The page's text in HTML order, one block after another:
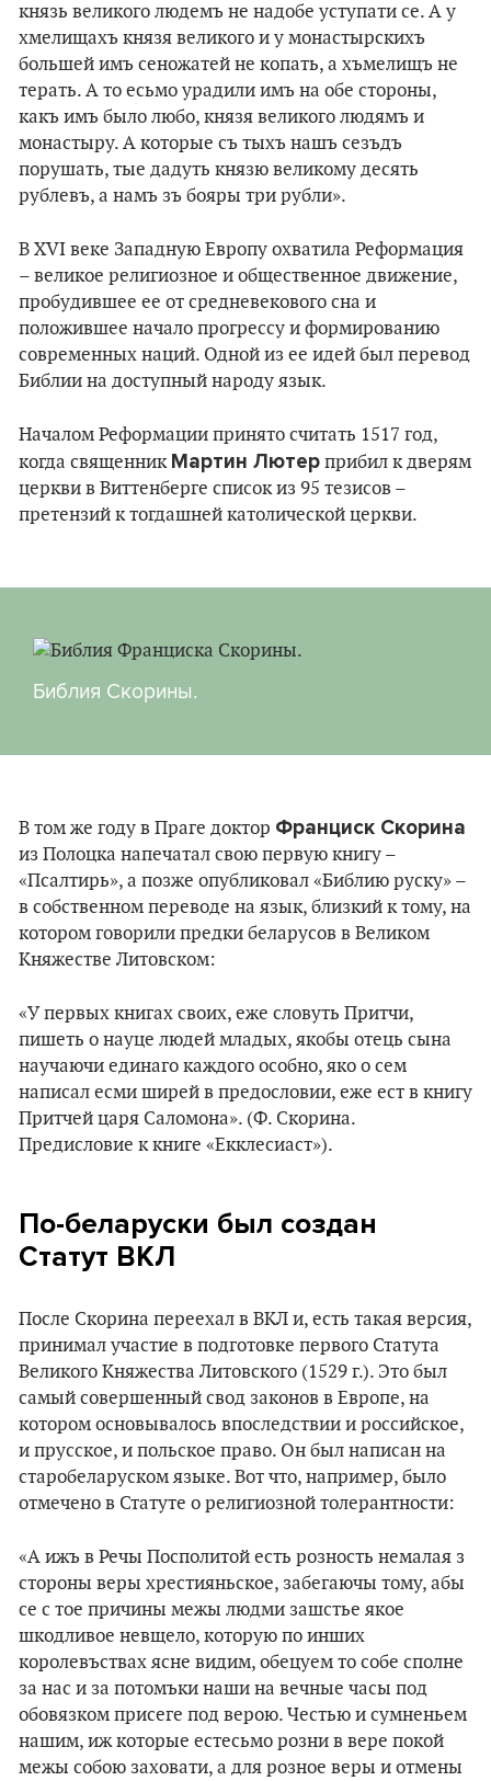
князь великого людемъ не надобе уступати се. А у
хмелищахъ князя великого и у монастырскихъ
большей имъ сеножатей не копать, а хъмелищъ не
терать. А то есьмо урадили имъ на обе стороны,
какъ имъ было любо, князя великого людямъ и
монастыру. А которые съ тыхъ нашъ сезъдъ
порушать, тые дадуть князю великому десять
рублевъ, а намъ зъ бояры три рубли».
В XVI веке Западную Европу охватила Реформация
– великое религиозное и общественное движение,
пробудившее ее от средневекового сна и
положившее начало прогрессу и формированию
современных наций. Одной из ее идей был перевод
Библии на доступный народу язык.
Началом Реформации принято считать 1517 год,
когда священник Мартин Лютер прибил к дверям
церкви в Виттенберге список из 95 тезисов –
претензий к тогдашней католической церкви.
Библия Скорины.
В том же году в Праге доктор Франциск Скорина
из Полоцка напечатал свою первую книгу –
«Псалтирь», а позже опубликовал «Библию руску» –
в собственном переводе на язык, близкий к тому, на
котором говорили предки беларусов в Великом
Княжестве Литовском:
«У первых книгах своих, еже словуть Притчи,
пишеть о науце людей младых, якобы отець сына
научаючи единаго каждого особно, яко о сем
написал есми ширей в предословии, еже ест в книгу
Притчей царя Саломона». (Ф. Скорина.
Предисловие к книге «Екклесиаст»).
По-беларуски был создан
Статут ВКЛ
После Скорина переехал в ВКЛ и, есть такая версия,
принимал участие в подготовке первого Статута
Великого Княжества Литовского (1529 г.). Это был
самый совершенный свод законов в Европе, на
котором основывалось впоследствии и российское,
и прусское, и польское право. Он был написан на
старобеларуском языке. Вот что, например, было
отмечено в Статуте о религиозной толерантности:
«А ижъ в Речы Посполитой есть розность немалая з
стороны веры хрестияньское, забегаючы тому, абы
се с тое причины межы людми зашстье якое
шкодливое невщело, которую по инших
королевъствах ясне видим, обецуем то собе сполне
за нас и за потомъки наши на вечные часы под
обовязком присеге под верою. Честью и сумненьем
нашим, иж которые естесьмо розни в вере покой
межы собою заховати, а для розное веры и отмены